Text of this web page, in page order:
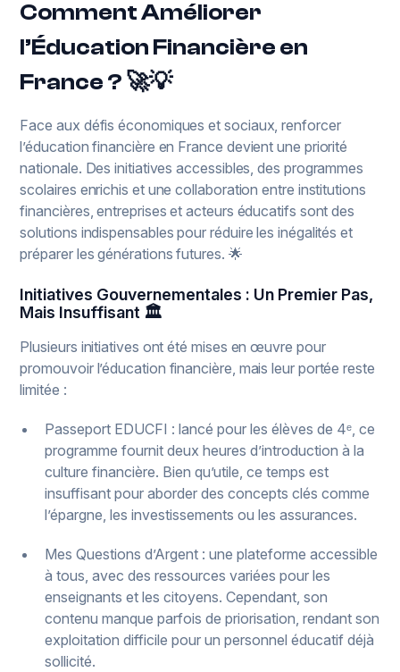
Comment Améliorer
l’Éducation Financière en
France ? 🚀💡
Face aux défis économiques et sociaux, renforcer
l’éducation financière en France devient une priorité
nationale. Des initiatives accessibles, des programmes
scolaires enrichis et une collaboration entre institutions
financières, entreprises et acteurs éducatifs sont des
solutions indispensables pour réduire les inégalités et
préparer les générations futures. 🌟
Initiatives Gouvernementales : Un Premier Pas,
Mais Insuffisant 🏛️
Plusieurs initiatives ont été mises en œuvre pour
promouvoir l’éducation financière, mais leur portée reste
limitée :
Passeport EDUCFI : lancé pour les élèves de 4ᵉ, ce
programme fournit deux heures d’introduction à la
culture financière. Bien qu’utile, ce temps est
insuffisant pour aborder des concepts clés comme
l’épargne, les investissements ou les assurances.
Mes Questions d’Argent : une plateforme accessible
à tous, avec des ressources variées pour les
enseignants et les citoyens. Cependant, son
contenu manque parfois de priorisation, rendant son
exploitation difficile pour un personnel éducatif déjà
sollicité.